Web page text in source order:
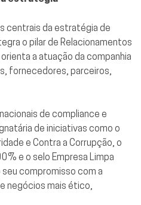
centrais da estratégia de
o pilar de Relacionamentos
a atuação da companhia
fornecedores, parceiros,
de compliance e
de iniciativas como o
e Contra a Corrupção, o
e o selo Empresa Limpa
compromisso com a
negócios mais ético,